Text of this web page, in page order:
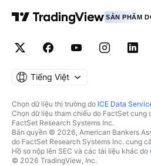
SẢN PHẨM
Tiếng Việt
Chọn dữ liệu thị trường do ICE Data
Chọn dữ liệu tham chiếu do FactSet
FactSet Research Systems Inc.
Bản quyền © 2026, American Bankers
do FactSet Research Systems Inc. cung
Hồ sơ nộp lên SEC và các tài liệu khác do
© 2026 TradingView, Inc.